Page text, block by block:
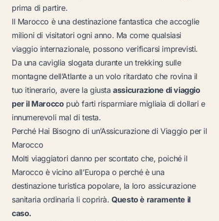
prima di partire.
Il Marocco è una destinazione fantastica che accoglie
milioni di visitatori ogni anno. Ma come qualsiasi
viaggio internazionale, possono verificarsi imprevisti.
Da una caviglia slogata durante un trekking sulle
montagne dell’Atlante a un volo ritardato che rovina il
tuo itinerario, avere la giustaassicurazione di viaggio
per il Maroccopuò farti risparmiare migliaia di dollari e
innumerevoli mal di testa.
Perché Hai Bisogno di un’Assicurazione di Viaggio per il
Marocco
Molti viaggiatori danno per scontato che, poiché il
Marocco è vicino all’Europa o perché è una
destinazione turistica popolare, la loro assicurazione
sanitaria ordinaria li coprirà.Questo è raramente il
caso.